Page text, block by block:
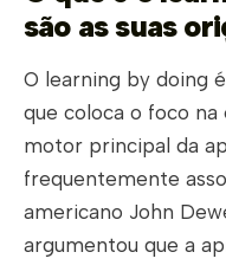
são as suas
O learning by doing
que coloca o foco
motor principal da
frequentemente
americano John
argumentou que a